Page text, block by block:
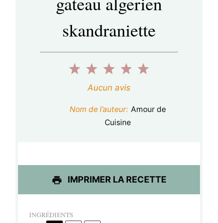
skandraniette
5
t
e
s
4
t
e
s
3
é
t
o
e
s
2
é
t
e
s
1
t
e
Aucun avis
Nom de l’auteur: Amour de
Cuisine
IMPRIMER LA RECETTE
INGRÉDIENTS